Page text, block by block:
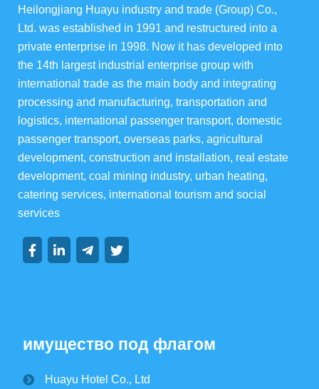
ферма "Ева"
华宇酒店宴会级
балкон
集团资讯
групповая динамика
Heilongjiang Huayu industry and trade (Group) Co.,
Ltd. was established in 1991 and restructured into a
private enterprise in 1998. Now it has developed into
the 14th largest industrial enterprise group with
international trade as the main body and integrating
processing and manufacturing, transportation and
logistics, international passenger transport, domestic
passenger transport, overseas parks, agricultural
development, construction and installation, real estate
development, coal mining industry, urban heating,
catering services, international tourism and social
services
имущество под флагом
Huayu Hotel Co., Ltd